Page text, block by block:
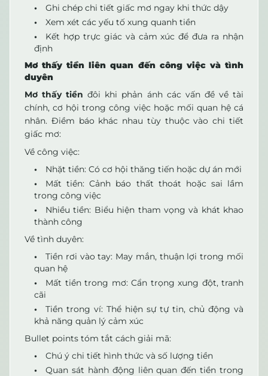
Ghi chép chi tiết giấc mơ ngay khi thức dậy
Xem xét các yếu tố xung quanh tiền
Kết hợp trực giác và cảm xúc để đưa ra nhận
định
Mơ thấy tiền liên quan đến công việc và tình
duyên
Mơ thấy tiền đôi khi phản ánh các vấn đề về tài
chính, cơ hội trong công việc hoặc mối quan hệ cá
nhân. Điềm báo khác nhau tùy thuộc vào chi tiết
giấc mơ:
Về công việc:
Nhặt tiền: Có cơ hội thăng tiến hoặc dự án mới
Mất tiền: Cảnh báo thất thoát hoặc sai lầm
trong công việc
Nhiều tiền: Biểu hiện tham vọng và khát khao
thành công
Về tình duyên:
Tiền rơi vào tay: May mắn, thuận lợi trong mối
quan hệ
Mất tiền trong mơ: Cẩn trọng xung đột, tranh
cãi
Tiền trong ví: Thể hiện sự tự tin, chủ động và
khả năng quản lý cảm xúc
Bullet points tóm tắt cách giải mã:
Chú ý chi tiết hình thức và số lượng tiền
Quan sát hành động liên quan đến tiền trong